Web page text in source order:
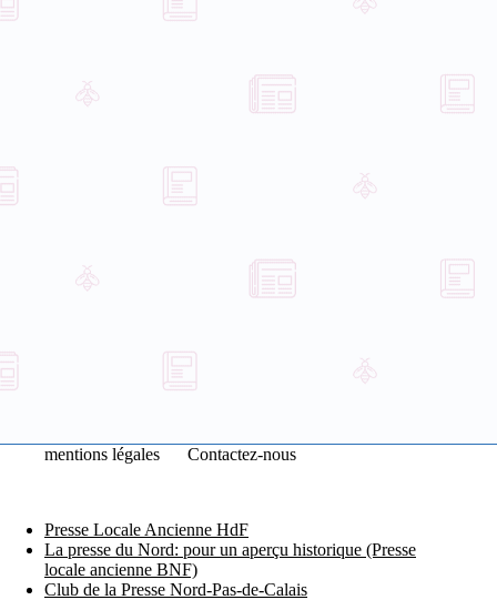
mentions légales Contactez-nous
Presse Locale Ancienne HdF
La presse du Nord: pour un aperçu historique (Presse
locale ancienne BNF)
Club de la Presse Nord-Pas-de-Calais